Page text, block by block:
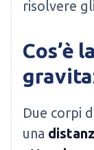
risolvere
Cos’è
Due corpi
una